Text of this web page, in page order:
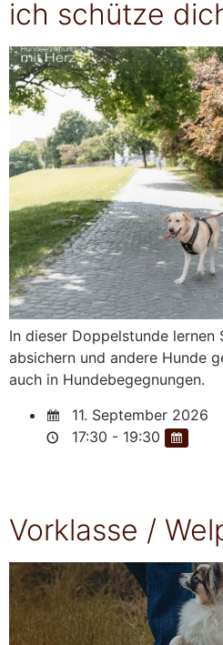
ich schütze
In dieser Doppelstunde lernen
absichern und andere Hunde
auch in Hundebegegnungen.
11. September 2026
17:30 - 19:30
Vorklasse /